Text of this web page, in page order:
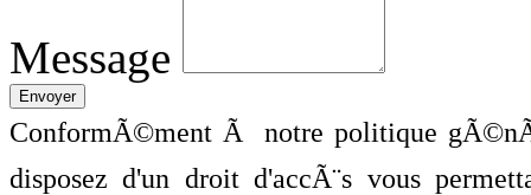
Message
ConformÃ©ment Ã notre politique
disposez d'un droit d'accÃ¨s vous